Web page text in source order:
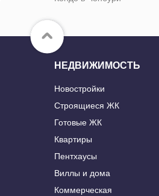
НЕДВИЖИМОСТЬ
Новостройки
Строящиеся ЖК
Готовые ЖК
Квартиры
Пентхаусы
Виллы и дома
Коммерческая